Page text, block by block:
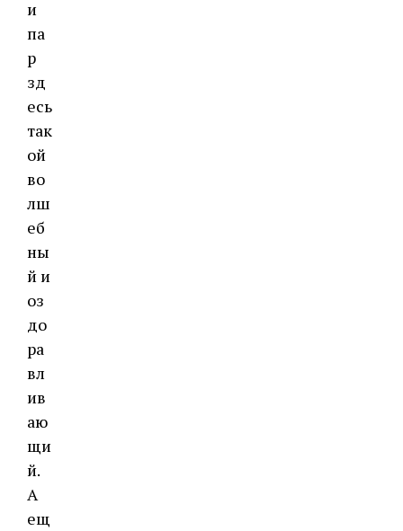
и
па
р
зд
есь
так
ой
во
лш
еб
ны
й и
оз
до
ра
вл
ив
аю
щи
й.
А
ещ